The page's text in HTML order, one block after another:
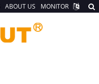
ABOUT US MONITOR